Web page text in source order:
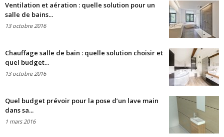
Ventilation et aération : quelle solution pour un
salle de bains...
13 octobre 2016
Chauffage salle de bain : quelle solution choisir et
quel budget...
13 octobre 2016
Quel budget prévoir pour la pose d’un lave main
dans sa...
1 mars 2016